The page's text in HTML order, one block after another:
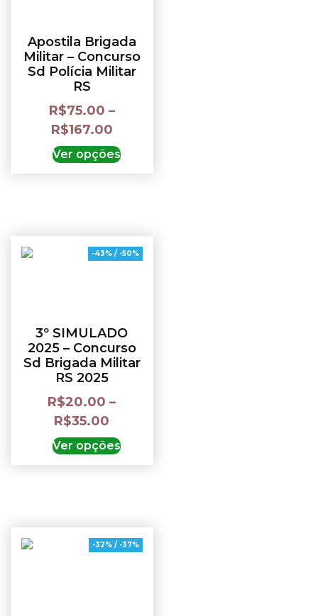
Apostila Brigada
Militar – Concurso
Sd Polícia Militar
RS
R$75.00 –
R$167.00
Ver opções
-43% / -50%
3º SIMULADO
2025 – Concurso
Sd Brigada Militar
RS 2025
R$20.00 –
R$35.00
Ver opções
-32% / -37%